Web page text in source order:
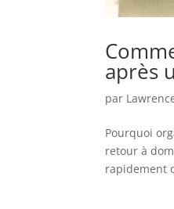
après
par
Pourquoi
retour à
rapidement